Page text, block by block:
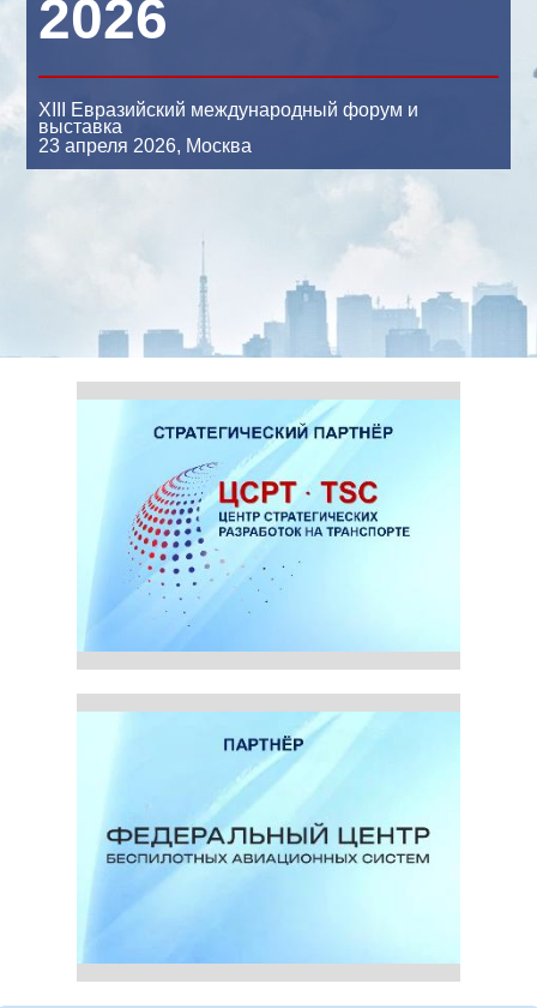
2026
XIII Евразийский международный форум и
выставка
23 апреля 2026, Москва